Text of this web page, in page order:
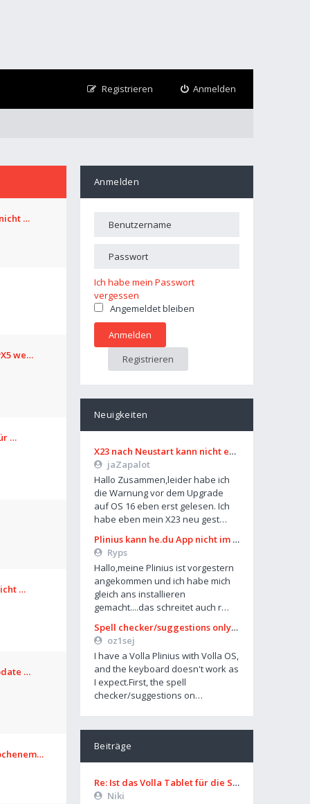
Anmelden
Registrieren
Anmelden
Ich habe mein Passwort
vergessen
Angemeldet bleiben
Registrieren
Neuigkeiten
X23 nach Neustart kann nicht entsperrt werden
jaZapalot
Hallo Zusammen,leider habe ich
die Warnung vor dem Upgrade
auf OS 16 eben erst gelesen. Ich
habe eben mein X23 neu gest…
Plinius kann he.du App nicht im Playstore finden
Ryps
Hallo,meine Plinius ist vorgestern
angekommen und ich habe mich
gleich ans installieren
gemacht....das schreitet auch r…
Spell checker/suggestions only works in some settings
oz1sej
I have a Volla Plinius with Volla OS,
and the keyboard doesn't work as
I expect.First, the spell
checker/suggestions on…
Beiträge
Re: Ist das Volla Tablet für die Schule zu gebrauchen?
Niki
…
we…
…
…
…